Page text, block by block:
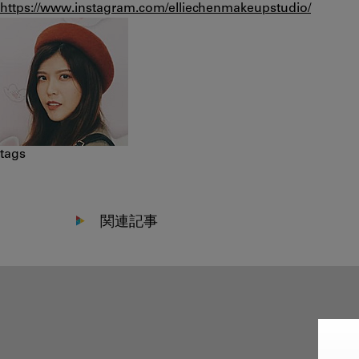
https://www.instagram.com/elliechenmakeupstudio/
tags
関連記事